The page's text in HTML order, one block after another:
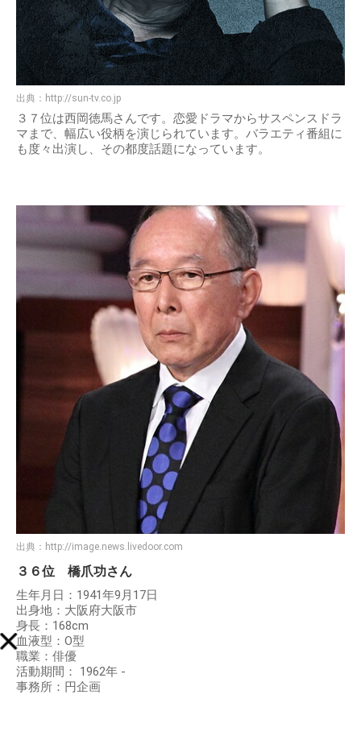
出典： http://sun-tv.co.jp
３７位は西岡徳馬さんです。恋愛ドラマからサスペンスドラ
マまで、幅広い役柄を演じられています。バラエティ番組に
も度々出演し、その都度話題になっています。
出典： http://image.news.livedoor.com
３６位 橋爪功さん
生年月日：1941年9月17日
出身地：大阪府大阪市
身長：168cm
血液型：O型
職業：俳優
活動期間： 1962年 -
事務所：円企画